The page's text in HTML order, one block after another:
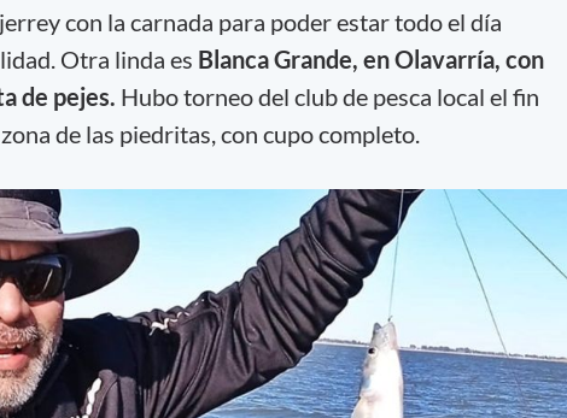
con la carnada para poder estar todo el día
Otra linda es Blanca Grande, en Olavarría, con
de pejes. Hubo torneo del club de pesca local el fin
de las piedritas, con cupo completo.